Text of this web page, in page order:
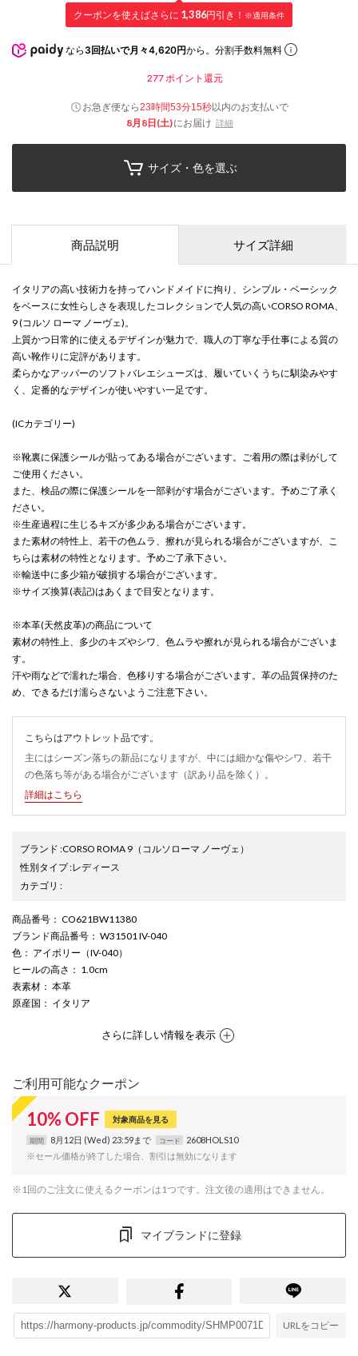
クーポンを使えばさらに 1,386円引き！ ※適用条件
なら 3回払いで月々4,620円から。分割手数料無料
277 ポイント還元
お急ぎ便なら23時間53分14秒以内のお支払いで
8月8日(土)にお届け 詳細
サイズ・色を選ぶ
商品説明 サイズ詳細
イタリアの高い技術力を持ってハンドメイドに拘り、シンプル・ベーシック
をベースに女性らしさを表現したコレクションで人気の高いCORSO ROMA、
9 (コルソ ローマ ノーヴェ)。
上質かつ日常的に使えるデザインが魅力で、職人の丁寧な手仕事による質の
高い靴作りに定評があります。
柔らかなアッパーのソフトバレエシューズは、履いていくうちに馴染みやす
く、定番的なデザインが使いやすい一足です。
(ICカテゴリー)
※靴裏に保護シールが貼ってある場合がございます。ご着用の際は剥がして
ご使用ください。
また、検品の際に保護シールを一部剥がす場合がございます。予めご了承く
ださい。
※生産過程に生じるキズが多少ある場合がございます。
また素材の特性上、若干の色ムラ、擦れが見られる場合がございますが、こ
ちらは素材の特性となります。予めご了承下さい。
※輸送中に多少箱が破損する場合がございます。
※サイズ換算(表記)はあくまで目安となります。
※本革(天然皮革)の商品について
素材の特性上、多少のキズやシワ、色ムラや擦れが見られる場合がございま
す。
汗や雨などで濡れた場合、色移りする場合がございます。革の品質保持のた
め、できるだけ濡らさないようご注意下さい。
こちらはアウトレット品です。
主にはシーズン落ちの新品になりますが、中には細かな傷やシワ、若干
の色落ち等がある場合がございます（訳あり品を除く）。
詳細はこちら
ブランド :CORSO ROMA 9 （コルソローマ ノーヴェ）
性別タイプ:レディース
カテゴリ :
商品番号 ： CO621BW11380
ブランド商品番号 ： W31501 IV-040
色 ： アイボリー（IV-040）
ヒールの高さ ： 1.0cm
表素材 ： 本革
原産国 ： イタリア
さらに詳しい情報を表示
ご利用可能なクーポン
10% OFF 対象商品を見る
期間 8月12日 (Wed) 23:59まで コード
2608HOLS10
※セール価格が終了した場合、割引は無効になります
※1回のご注文に使えるクーポンは1つです。注文後の適用はできません。
マイブランドに登録
URLをコピー